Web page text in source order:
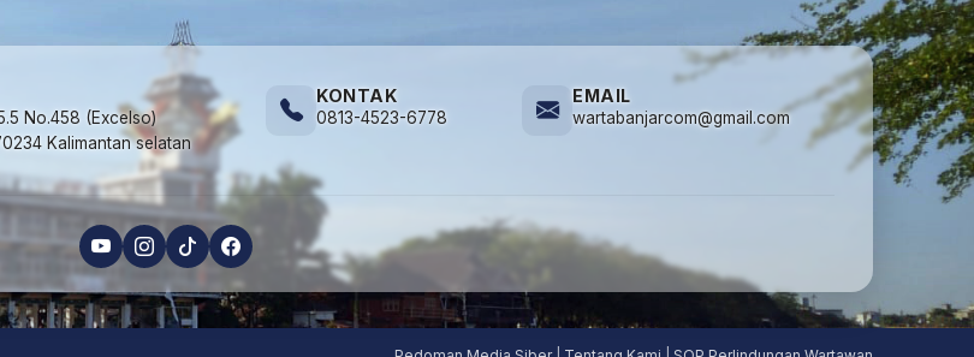
No.458 (Excelso)
Kalimantan selatan
KONTAK
0813-4523-6778
EMAIL
wartabanjarcom@gmail.com